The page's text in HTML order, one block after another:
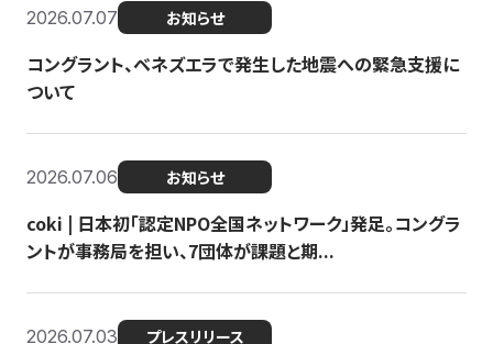
2026.07.07 お知らせ
コングラント、ベネズエラで発生した地震への緊急支援に
ついて
2026.07.06 お知らせ
coki | 日本初「認定NPO全国ネットワーク」発足。コングラ
ントが事務局を担い、7団体が課題と期...
2026.07.03 プレスリリース